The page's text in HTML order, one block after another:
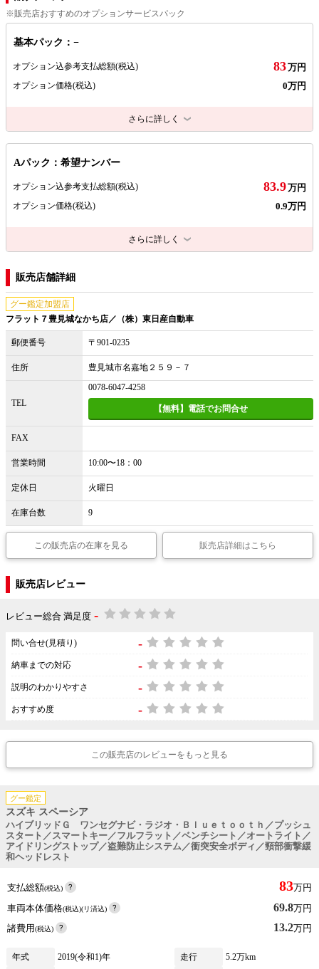
※販売店おすすめのオプションサービスパック
基本パック：−
オプション込参考支払総額(税込) 83万円
オプション価格(税込) 0万円
さらに詳しく
Aパック：希望ナンバー
オプション込参考支払総額(税込) 83.9万円
オプション価格(税込) 0.9万円
さらに詳しく
販売店舗詳細
グー鑑定加盟店
フラット７豊見城なかち店／（株）東日産自動車
郵便番号 〒901-0235
住所 豊見城市名嘉地２５９－７
TEL
0078-6047-4258
【無料】電話でお問合せ
FAX
営業時間 10:00〜18：00
定休日 火曜日
在庫台数 9
この販売店の在庫を見る 販売店詳細はこちら
販売店レビュー
レビュー総合 満足度 -
問い合せ(見積り) -
納車までの対応 -
説明のわかりやすさ -
おすすめ度 -
この販売店のレビューをもっと見る
グー鑑定
スズキ スペーシア
ハイブリッドＧ ワンセグナビ・ラジオ・Ｂｌｕｅｔｏｏｔｈ／プッシュ
スタート／スマートキー／フルフラット／ベンチシート／オートライト／
アイドリングストップ／盗難防止システム／衝突安全ボディ／頸部衝撃緩
和ヘッドレスト
支払総額(税込) 83万円
車両本体価格(税込)(リ済込) 69.8万円
諸費用(税込) 13.2万円
年式 2019(令和1)年 走行
5.2万km